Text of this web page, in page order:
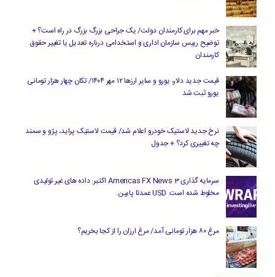
خبر مهم برای کارمندان دولت/ یک جراحی بزرگ بزرگ در راه است؟ +
توضیح رییس سازمان اداری و استخدامی درباره تعدیل یا تغییر حقوق
کارمندان
قیمت جدید دلار، یورو و سایر ارزها ۱۲ مهر ۱۴۰۴/ تکان چهار هزار تومانی
یورو ثبت شد
نرخ جدید لاستیک خودرو اعلام شد/ قیمت لاستیک پراید، پژو و سمند
چه تغییری کرد؟ + جدول
سرمایه گذاری Americas FX News 3 اکتبر: داده های غیر تولیدی
مخلوط شده است. USD عمدتا پایین.
مرغ ۸۰ هزار تومانی آمد/ مرغ ارزان را از کجا بخریم؟